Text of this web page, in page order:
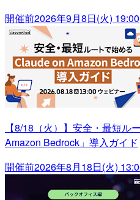
開催前2026年9月8日(火) 19:00
【8/18（火）】安全・最短ル
Amazon Bedrock」導入ガイド
開催前2026年8月18日(火)